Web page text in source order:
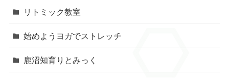
リトミック教室
始めようヨガでストレッチ
鹿沼知育りとみっく